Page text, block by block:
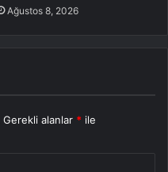
Ağustos 8, 2026
Gerekli alanlar * ile